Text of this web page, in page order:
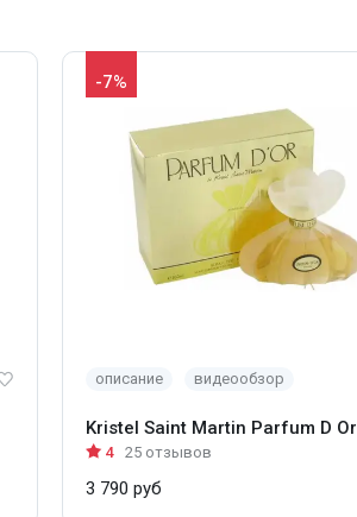
-7%
описание видеообзор
Kristel Saint Martin Parfum D Or
4 25 отзывов
3 790 руб